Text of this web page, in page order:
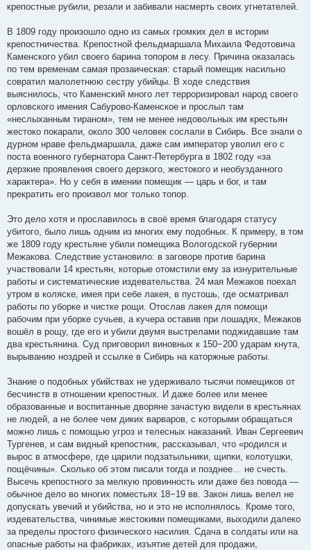
крепостные рубили, резали и забивали насмерть своих угнетателей.
В 1809 году произошло одно из самых громких дел в истории
крепостничества. Крепостной фельдмаршала Михаила Федотовича
Каменского убил своего барина топором в лесу. Причина оказалась
по тем временам самая прозаическая: старый помещик насильно
совратил малолетнюю сестру убийцы. В ходе следствия
выяснилось, что Каменский много лет терроризировал народ своего
орловского имения Сабурово-Каменское и прослыл там
«неслыханным тираном», тем не менее недовольных им крестьян
жестоко покарали, около 300 человек сослали в Сибирь. Все знали о
дурном нраве фельдмаршала, даже сам император уволил его с
поста военного губернатора Санкт-Петербурга в 1802 году «за
дерзкие проявления своего дерзкого, жестокого и необузданного
характера». Но у себя в имении помещик — царь и бог, и там
прекратить его произвол мог только топор.
Это дело хотя и прославилось в своё время благодаря статусу
убитого, было лишь одним из многих ему подобных. К примеру, в том
же 1809 году крестьяне убили помещика Вологодской губернии
Межакова. Следствие установило: в заговоре против барина
участвовали 14 крестьян, которые отомстили ему за изнурительные
работы и систематические издевательства. 24 мая Межаков поехал
утром в коляске, имея при себе лакея, в пустошь, где осматривал
работы по уборке и чистке рощи. Отослав лакея для помощи
рабочим при уборке сучьев, а кучера оставив при лошадях, Межаков
вошёл в рощу, где его и убили двумя выстрелами поджидавшие там
два крестьянина. Суд приговорил виновных к 150−200 ударам кнута,
вырыванию ноздрей и ссылке в Сибирь на каторжные работы.
Знание о подобных убийствах не удерживало тысячи помещиков от
бесчинств в отношении крепостных. И даже более или менее
образованные и воспитанные дворяне зачастую видели в крестьянах
не людей, а не более чем диких варваров, с которыми обращаться
можно лишь с помощью угроз и телесных наказаний. Иван Сергеевич
Тургенев, и сам видный крепостник, рассказывал, что «родился и
вырос в атмосфере, где царили подзатыльники, щипки, колотушки,
пощёчины». Сколько об этом писали тогда и позднее… не счесть.
Высечь крепостного за мелкую провинность или даже без повода —
обычное дело во многих поместьях 18−19 вв. Закон лишь велел не
допускать увечий и убийства, но и это не исполнялось. Кроме того,
издевательства, чинимые жестокими помещиками, выходили далеко
за пределы простого физического насилия. Сдача в солдаты или на
опасные работы на фабриках, изъятие детей для продажи,